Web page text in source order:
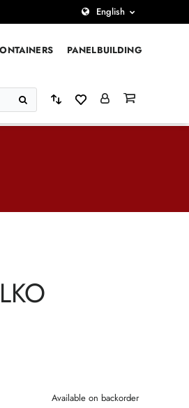
English
PANELBUILDING
Available on backorder